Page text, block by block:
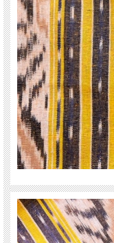
＊こちらの商品は、郵便局
「レターパックライト（
円）」）。
なお、輸送の間に、折りジ
さいませ。
ご注文の後、通常の送料（
りする「ご注文確定のご連
額をご連絡させていただきま